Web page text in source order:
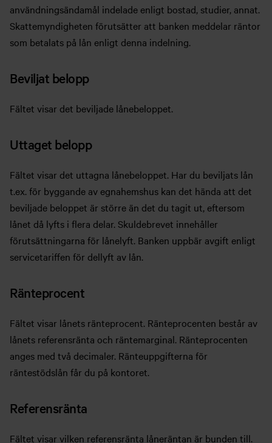
användningsändamål indelade enligt bostad, studier, annat.
Skattemyndigheten förutsätter att banken meddelar räntor
som betalats på lån enligt denna indelning.
Beviljat belopp
Fältet visar det beviljade lånebeloppet.
Uttaget belopp
Fältet visar det uttagna lånebeloppet. Har du beviljats lån
t.ex. för byggande av egnahemshus kan det hända att det
beviljade beloppet är större än det du tagit ut, eftersom
lånet då lyfts i flera delar. Skuldebrevet innehåller
förutsättningarna för lånelyft. Banken uppbär avgift enligt
servicetariffen för dellyft av lån.
Ränteprocent
Fältet visar lånets ränteprocent. Ränteprocenten består av
lånets referensränta och räntemarginal. Ränteprocenten
anges med två decimaler. Ränteuppgifterna för
räntestödslån får du på kontoret.
Referensränta
Fältet visar vilken referensränta låneräntan är bunden till.